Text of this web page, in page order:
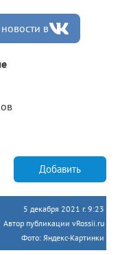
в
Добавить
5 декабря 2021 г. 9:23
Автор публикации vRossii.ru
Фото: Яндекс-Картинки